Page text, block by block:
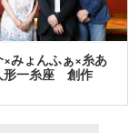
×みょんふぁ×糸あ
形一糸座 創作